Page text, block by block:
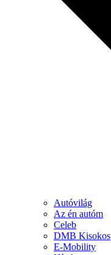
Autóvilág
Az én autóm
Celeb
DMB Kisokos
E-Mobility